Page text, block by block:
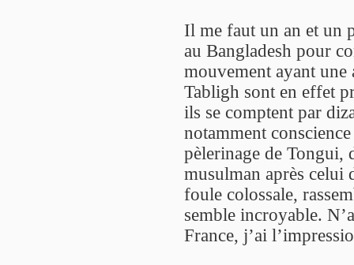
Il me faut un an et un
au Bangladesh pour
mouvement ayant une
Tabligh sont en effet
ils se comptent par
notamment
pèlerinage de Tongui,
musulman après celui
foule colossale,
semble incroyable.
France, j’ai